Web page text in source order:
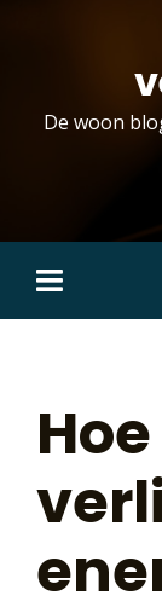
De woon